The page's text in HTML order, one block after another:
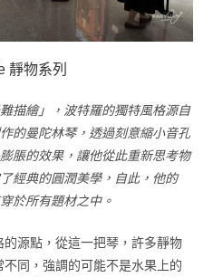
靜物系列
描繪」，波特羅的獨特風格源自
的曼陀林琴，透過刻意縮小音孔
脹的效果，讓他從此重新思考物
經典的圓潤美學，自此，他的
於所有題材之中。
源點，從這一把琴，許多靜物
同，強調的可能不是水果上的